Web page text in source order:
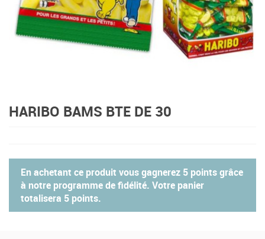
HARIBO BAMS BTE DE 30
En achetant ce produit vous gagnerez 5 pointsgrâce
à notre programme de fidélité. Votre panier
totalisera 5 points.